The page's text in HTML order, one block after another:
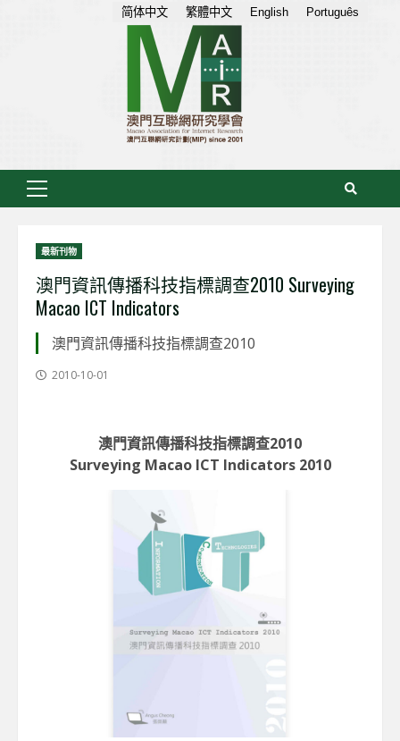
Primary
最新刊物
澳門資訊傳播科技指標調查2010 Surveying
Macao ICT Indicators
澳門資訊傳播科技指標調查2010
2010-10-01
澳門資訊傳播科技指標調查2010
Surveying Macao ICT Indicators 2010
简体中文 繁體中文 English Português